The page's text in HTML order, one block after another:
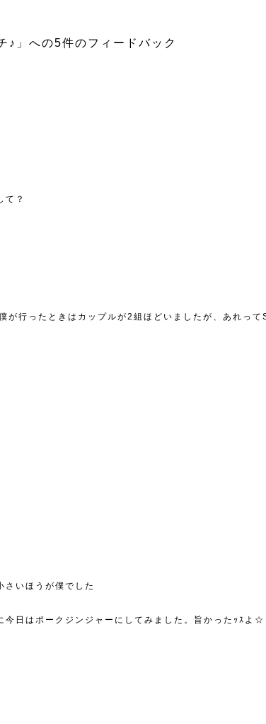
♪」への5件のフィードバック
て？
行ったときはカップルが2組ほどいましたが、あれっ
さいほうが僕でした
日はポークジンジャーにしてみました。旨かったｯｽよ☆